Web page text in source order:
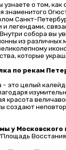
о том, как
знаменитого
Санкт-
легендами,
собора вы
из различных
которые
по рекам
- это целый
красота
создают
у Московского